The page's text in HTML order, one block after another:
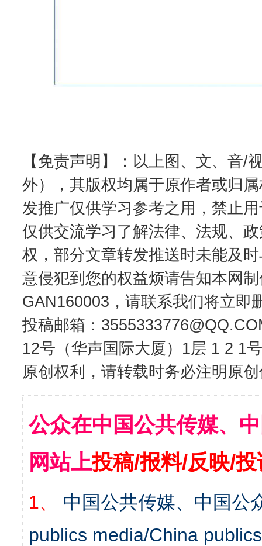
【免责声明】：以上图、文、音/
外），其版权均属于原作者或归
发推广仅供学习参考之用，禁止
仅供交流学习了解法律、法规、
权，部分文章转发推送时未能及
意侵犯到您的权益烦请告知本网
GAN160003，请联系我们将立即
投稿邮箱：
12号（华声国际大厦）1层 1 2 1
原创权利，请转载时务必注明原
公众在中国公共传媒、
网站上投稿/报料/反映/
1、
中国公共传媒、中国公
publics media/China